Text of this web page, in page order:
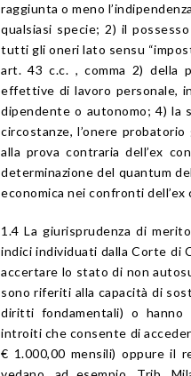
raggiunta o meno
qualsiasi specie; 2) il
tutti gli oneri lato sensu
art. 43 c.c. , comma 2) della
effettive di lavoro personale,
dipendente o autonomo; 4) la
circostanze, l’onere
alla prova contraria dell’ex
determinazione del quantum
economica nei confronti
1.4 La giurisprudenza di
indici individuati dalla Corte di
accertare lo stato di non
sono riferiti alla capacità di
diritti fondamentali) o hanno
introiti che consente di
€ 1.000,00 mensili) oppure il